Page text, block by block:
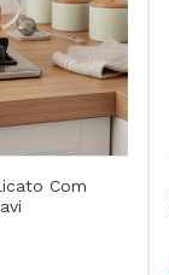
Com